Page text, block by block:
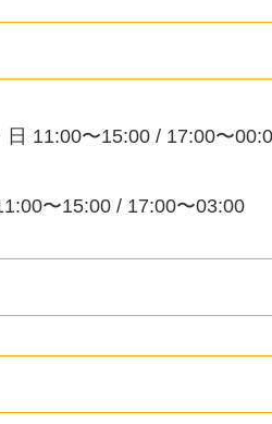
日 11:00〜15:00 / 17:00〜
〜15:00 / 17:00〜03:00